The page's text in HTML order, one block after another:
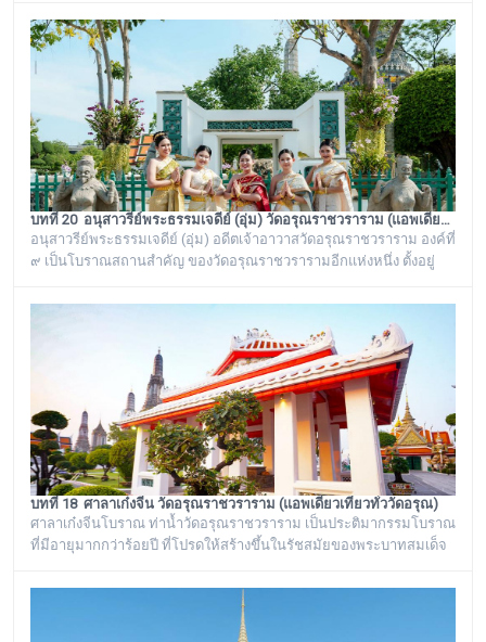
บ้านได้เรียกเพี้ยนกันไปว่า “วิหารพระเขี้ยวแก้ว” พระจุฬามณีเจดีย์องค์นี้
เป็นสิ่งศักดิ์สิทธิ์ของวัดอรุณราชวราราม ที่ชาวบ้านในละแวกนี้ให้ความ
เคารพศรัทธาตั้งแต่ครั้งอดีตกาลจวบจนมาถึงยุคปัจ
บทที่ 20 อนุสาวรีย์พระธรรมเจดีย์ (อุ่ม) วัดอรุณราชวราราม (แอพเดียวเที่ยวทั่ววัดอรุณ)
อนุสาวรีย์พระธรรมเจดีย์ (อุ่ม) อดีตเจ้าอาวาสวัดอรุณราชวราราม องค์ที่
๙ เป็นโบราณสถานสำคัญ ของวัดอรุณราชวรารามอีกแห่งหนึ่ง ตั้งอยู่
วัดริมแม่น้ำเจ้าพระยา ภายในรั้วอนุสาวรีย์สำคัญของวัดอรุณ
ราชวรารามแห่งนี้ จะมีโกศหินทรายโบราณสีเขียวแบบจีน ซึ่งเป็นสถาน
ที่บรรจุบรรจุอัฐิของพระธรรมเจดีย์ (อุ่ม) อดีตเจ้าอาวาสวัดอรุณ
ราชวราราม องค์ที่ ๙
บทที่ 18 ศาลาเก๋งจีน วัดอรุณราชวราราม (แอพเดียวเที่ยวทั่ววัดอรุณ)
ศาลาเก๋งจีนโบราณ ท่าน้ำวัดอรุณราชวราราม เป็นประติมากรรมโบราณ
ที่มีอายุมากกว่าร้อยปี ที่โปรดให้สร้างขึ้นในรัชสมัยของพระบาทสมเด็จ
๖ หลัง เรียงรายอยู่บริเวณท่าน้ำของวัดอรุณราชวราราม ริมแม่น้ำ
เจ้าพระยา ซึ่งเก๋งจีนแต่ละหลังจะมีเอกลักษณ์โดดเด่นไม่เหมือนกัน อาทิ
เช่น ศาลาเก๋งจีนหน้าทางเข้าพระปรางค์ จะมีหินแกะสลักโบราณเป็นรูป